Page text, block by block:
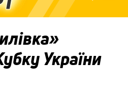
України